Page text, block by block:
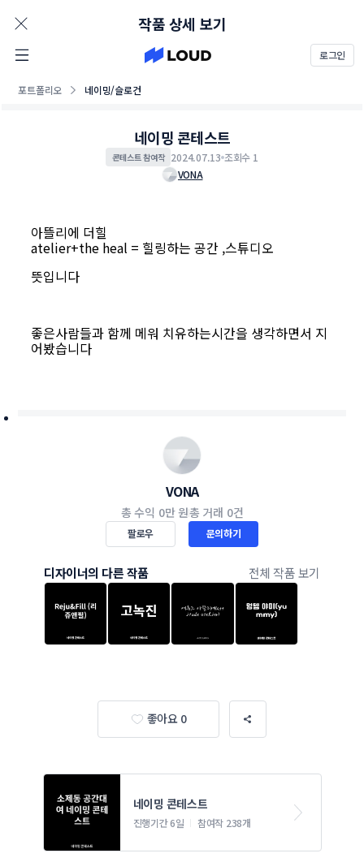
로그인
포트폴리오 네이밍/슬로건
작품 상세 보기
네이밍 콘테스트
콘테스트 참여작 2024.07.13 조회수 1
VONA
아뜰리에 더힐
atelier+the heal = 힐링하는 공간 ,스튜디오
뜻입니다
좋은사람들과 함께 메워 치유하는시간을 생각하면서 지
어봤습니다
VONA
총 수익 0만 원총 거래 0건
팔로우 문의하기
디자이너의 다른 작품 전체 작품 보기
좋아요 0
네이밍 콘테스트
진행기간 6일 참여작 238개